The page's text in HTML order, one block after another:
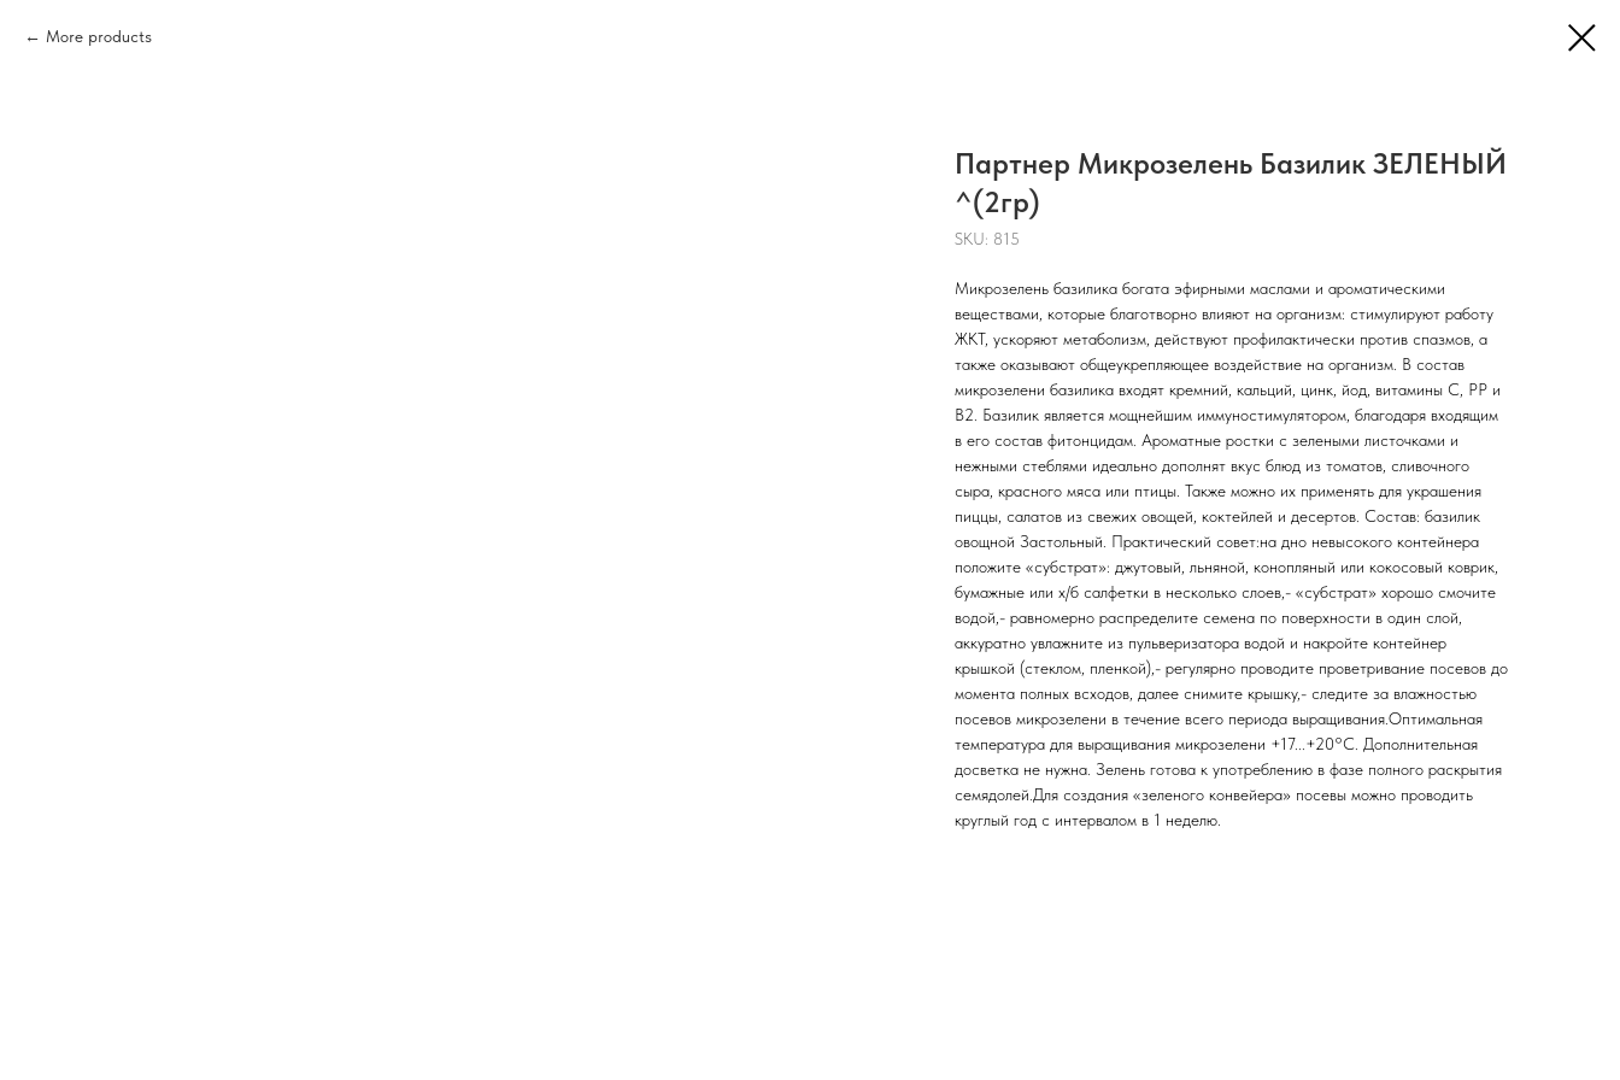
More products
Партнер Микрозелень Базилик ЗЕЛЕНЫЙ
^(2гр)
SKU: 815
Микрозелень базилика богата эфирными маслами и ароматическими
веществами, которые благотворно влияют на организм: стимулируют работу
ЖКТ, ускоряют метаболизм, действуют профилактически против спазмов, а
также оказывают общеукрепляющее воздействие на организм. В состав
микрозелени базилика входят кремний, кальций, цинк, йод, витамины С, РР и
В2. Базилик является мощнейшим иммуностимулятором, благодаря входящим
в его состав фитонцидам. Ароматные ростки с зелеными листочками и
нежными стеблями идеально дополнят вкус блюд из томатов, сливочного
сыра, красного мяса или птицы. Также можно их применять для украшения
пиццы, салатов из свежих овощей, коктейлей и десертов. Состав: базилик
овощной Застольный. Практический совет:на дно невысокого контейнера
положите «субстрат»: джутовый, льняной, конопляный или кокосовый коврик,
бумажные или х/б салфетки в несколько слоев,- «субстрат» хорошо смочите
водой,- равномерно распределите семена по поверхности в один слой,
аккуратно увлажните из пульверизатора водой и накройте контейнер
крышкой (стеклом, пленкой),- регулярно проводите проветривание посевов до
момента полных всходов, далее снимите крышку,- следите за влажностью
посевов микрозелени в течение всего периода выращивания.Оптимальная
температура для выращивания микрозелени +17...+20°С. Дополнительная
досветка не нужна. Зелень готова к употреблению в фазе полного раскрытия
семядолей.Для создания «зеленого конвейера» посевы можно проводить
круглый год с интервалом в 1 неделю.